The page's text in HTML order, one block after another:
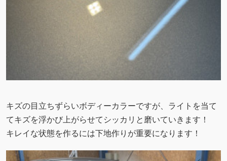
キズの目立ちずらいボディーカラーですが、ライトを当て
てキズを浮かび上がらせてシッカリと磨いていきます！
キレイな状態を作るには下地作りが重要になります！